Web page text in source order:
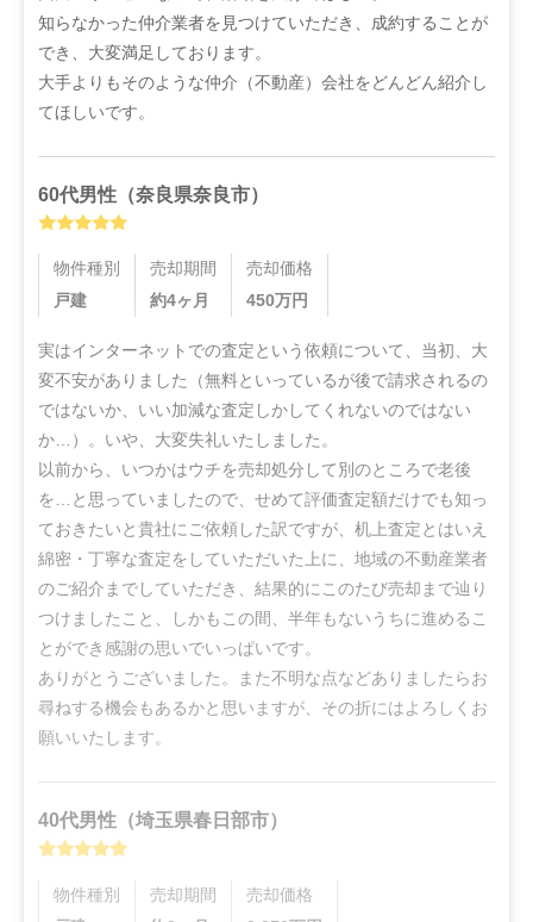
知らなかった仲介業者を見つけていただき、成約することが
でき、大変満足しております。
大手よりもそのような仲介（不動産）会社をどんどん紹介し
てほしいです。
60代男性 （奈良県奈良市）
物件種別
戸建
売却期間
約4ヶ月
売却価格
450万円
実はインターネットでの査定という依頼について、当初、大
変不安がありました（無料といっているが後で請求されるの
ではないか、いい加減な査定しかしてくれないのではない
か…）。いや、大変失礼いたしました。
以前から、いつかはウチを売却処分して別のところで老後
を…と思っていましたので、せめて評価査定額だけでも知っ
ておきたいと貴社にご依頼した訳ですが、机上査定とはいえ
綿密・丁寧な査定をしていただいた上に、地域の不動産業者
のご紹介までしていただき、結果的にこのたび売却まで辿り
つけましたこと、しかもこの間、半年もないうちに進めるこ
とができ感謝の思いでいっぱいです。
ありがとうございました。また不明な点などありましたらお
尋ねする機会もあるかと思いますが、その折にはよろしくお
願いいたします。
40代男性 （埼玉県春日部市）
物件種別
売却期間
売却価格